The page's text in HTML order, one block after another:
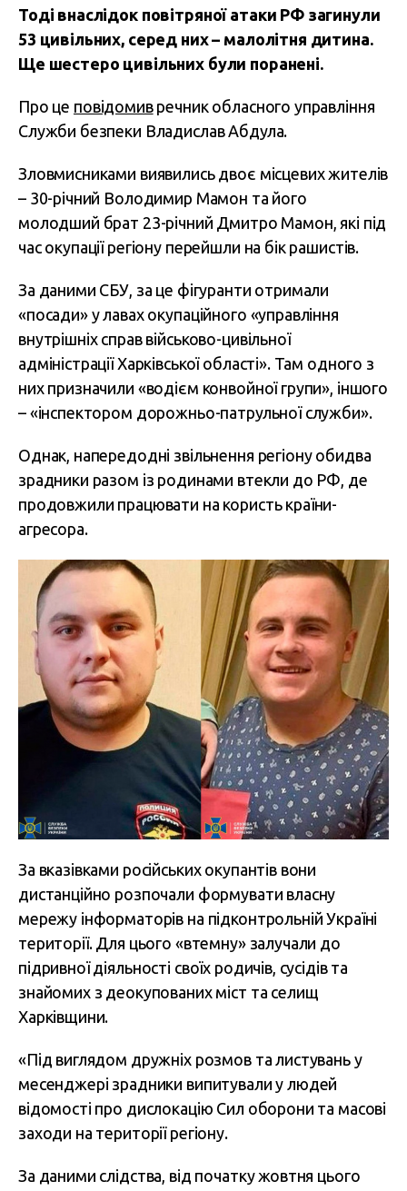
Тоді внаслідок повітряної атаки РФ загинули
53 цивільних, серед них – малолітня дитина.
Ще шестеро цивільних були поранені.
Про це повідомивречник обласного управління
Служби безпеки Владислав Абдула.
Зловмисниками виявились двоє місцевих жителів
– 30-річний Володимир Мамон та його
молодший брат 23-річний Дмитро Мамон, які під
час окупації регіону перейшли на бік рашистів.
За даними СБУ, за це фігуранти отримали
«посади» у лавах окупаційного «управління
внутрішніх справ військово-цивільної
адміністрації Харківської області». Там одного з
них призначили «водієм конвойної групи», іншого
– «інспектором дорожньо-патрульної служби».
Однак, напередодні звільнення регіону обидва
зрадники разом із родинами втекли до РФ, де
продовжили працювати на користь країни-
агресора.
За вказівками російських окупантів вони
дистанційно розпочали формувати власну
мережу інформаторів на підконтрольній Україні
території. Для цього «втемну» залучали до
підривної діяльності своїх родичів, сусідів та
знайомих з деокупованих міст та селищ
Харківщини.
«Під виглядом дружніх розмов та листувань у
месенджері зрадники випитували у людей
відомості про дислокацію Сил оборони та масові
заходи на території регіону.
За даними слідства, від початку жовтня цього